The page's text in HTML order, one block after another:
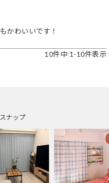
かわいいです！
10件中 1 -10件表示
ナップ